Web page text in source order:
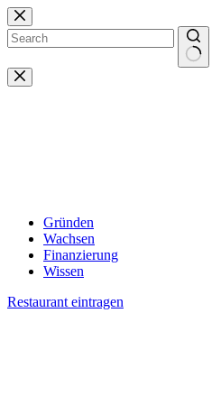
Zum
Inhalt
springen
Keine
Ergebnisse
Gründen
Wachsen
Finanzierung
Wissen
Restaurant eintragen